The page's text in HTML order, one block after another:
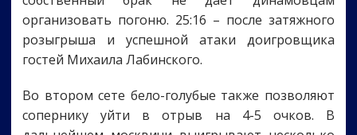
организовать погоню. 25:16 – после затяжного
розыгрыша и успешной атаки доигровщика
гостей Михаила Лабинского.
Во втором сете бело-голубые также позволяют
сопернику уйти в отрыв на 4-5 очков. В